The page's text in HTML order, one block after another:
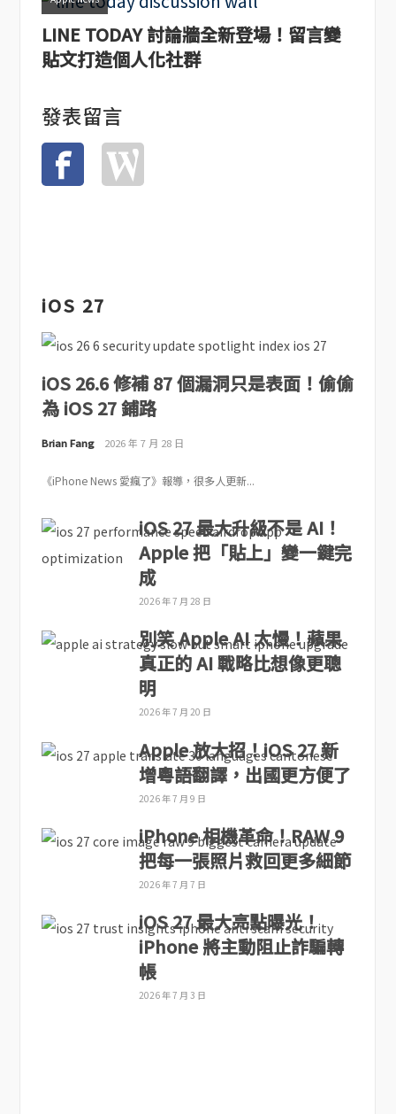
LINE TODAY 討論牆全新登場！留言變
貼文打造個人化社群
發表留言
iOS 27
iOS 26.6 修補 87 個漏洞只是表面！偷偷
為 iOS 27 鋪路
Brian Fang 2026 年 7 月 28 日
《iPhone News 愛瘋了》報導，很多人更新...
iOS 27 最大升級不是 AI！
Apple 把「貼上」變一鍵完
成
2026 年 7 月 28 日
別笑 Apple AI 太慢！蘋果
真正的 AI 戰略比想像更聰
明
2026 年 7 月 20 日
Apple 放大招！iOS 27 新
增粵語翻譯，出國更方便了
2026 年 7 月 9 日
iPhone 相機革命！RAW 9
把每一張照片救回更多細節
2026 年 7 月 7 日
iOS 27 最大亮點曝光！
iPhone 將主動阻止詐騙轉
帳
2026 年 7 月 3 日